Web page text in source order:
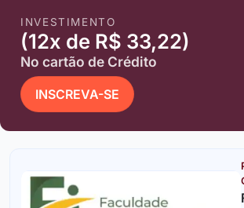
INVESTIMENTO
(12x de R$ 33,22)
No cartão de Crédito
INSCREVA-SE